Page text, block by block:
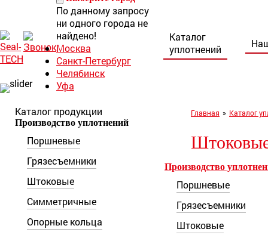
По данному запросу
ни одного города не
найдено!
Москва
Санкт-Петербург
Челябинск
Уфа
Нижний Тагил
Ростов-на-Дону
04
Пн-Пт: 9:00 – 18:00
г. Ростов-на-Дону,
ул. Каширская, 9/53а
Каталог
уплотнений
Каталог продукции
Производство уплотнений
Поршневые
Грязесъемники
Штоковые
Симметричные
Опорные кольца
Главная » Каталог
Производство
Поршневые
Грязесъемники
Штоковые